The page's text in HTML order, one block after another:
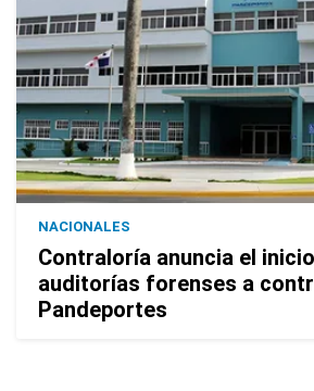
NACIONALES
Contraloría anuncia el
auditorías forenses a
Pandeportes